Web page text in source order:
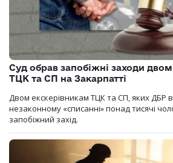
Суд обрав запобіжні заходи
ТЦК та СП на Закарпатті
Двом екскерівникам ТЦК та СП, яких ДБР
незаконному «списанні» понад тисячі
запобіжний захід.